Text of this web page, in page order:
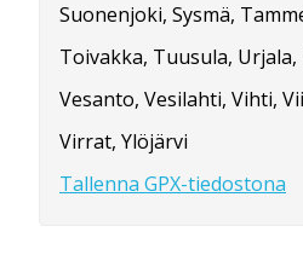
Suonenjoki, Sysmä,
Toivakka, Tuusula,
Vesanto, Vesilahti, Vihti,
Virrat, Ylöjärvi
Tallenna GPX-tiedostona